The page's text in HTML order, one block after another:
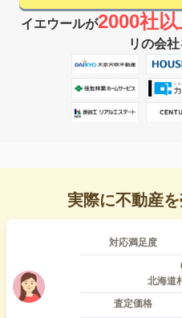
イエウールが2000社
リの会
実際に不動産
対応満足度
北海道
査定価格